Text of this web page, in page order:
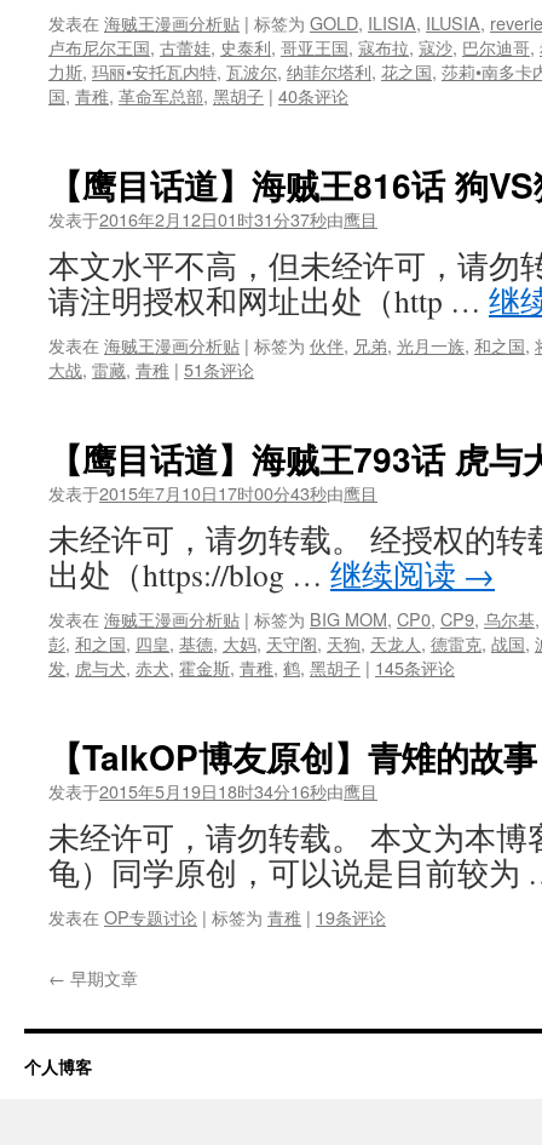
发表在 海贼王漫画分析贴 | 标签为 GOLD, ILISIA, ILUSIA, reverie
卢布尼尔王国, 古蕾娃, 史泰利, 哥亚王国, 寇布拉, 寇沙, 巴尔迪哥,
力斯, 玛丽•安托瓦内特, 瓦波尔, 纳菲尔塔利, 花之国, 莎莉•南多卡
国, 青稚, 革命军总部, 黑胡子 | 40条评论
【鹰目话道】海贼王816话 狗
发表于2016年2月12日01时31分37秒由鹰目
本文水平不高，但未经许可，请勿
请注明授权和网址出处（http … 继
发表在 海贼王漫画分析贴 | 标签为 伙伴, 兄弟, 光月一族, 和之国,
大战, 雷藏, 青稚 | 51条评论
【鹰目话道】海贼王793话 虎
发表于2015年7月10日17时00分43秒由鹰目
未经许可，请勿转载。 经授权的
出处（https://blog … 继续阅读 →
发表在 海贼王漫画分析贴 | 标签为 BIG MOM, CP0, CP9, 乌尔基
彭, 和之国, 四皇, 基德, 大妈, 天守阁, 天狗, 天龙人, 德雷克, 战国,
发, 虎与犬, 赤犬, 霍金斯, 青稚, 鹤, 黑胡子 | 145条评论
【TalkOP博友原创】青雉的故事
发表于2015年5月19日18时34分16秒由鹰目
未经许可，请勿转载。 本文为本
龟）同学原创，可以说是目前较
发表在 OP专题讨论 | 标签为 青稚 | 19条评论
← 早期文章
个人博客